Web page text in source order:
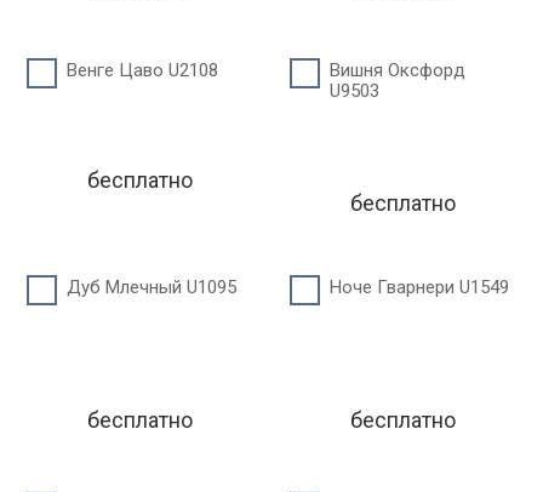
Венге Цаво U2108
бесплатно
Вишня Оксфорд
U9503
бесплатно
Дуб Млечный U1095
бесплатно
Ноче Гварнери U1549
бесплатно